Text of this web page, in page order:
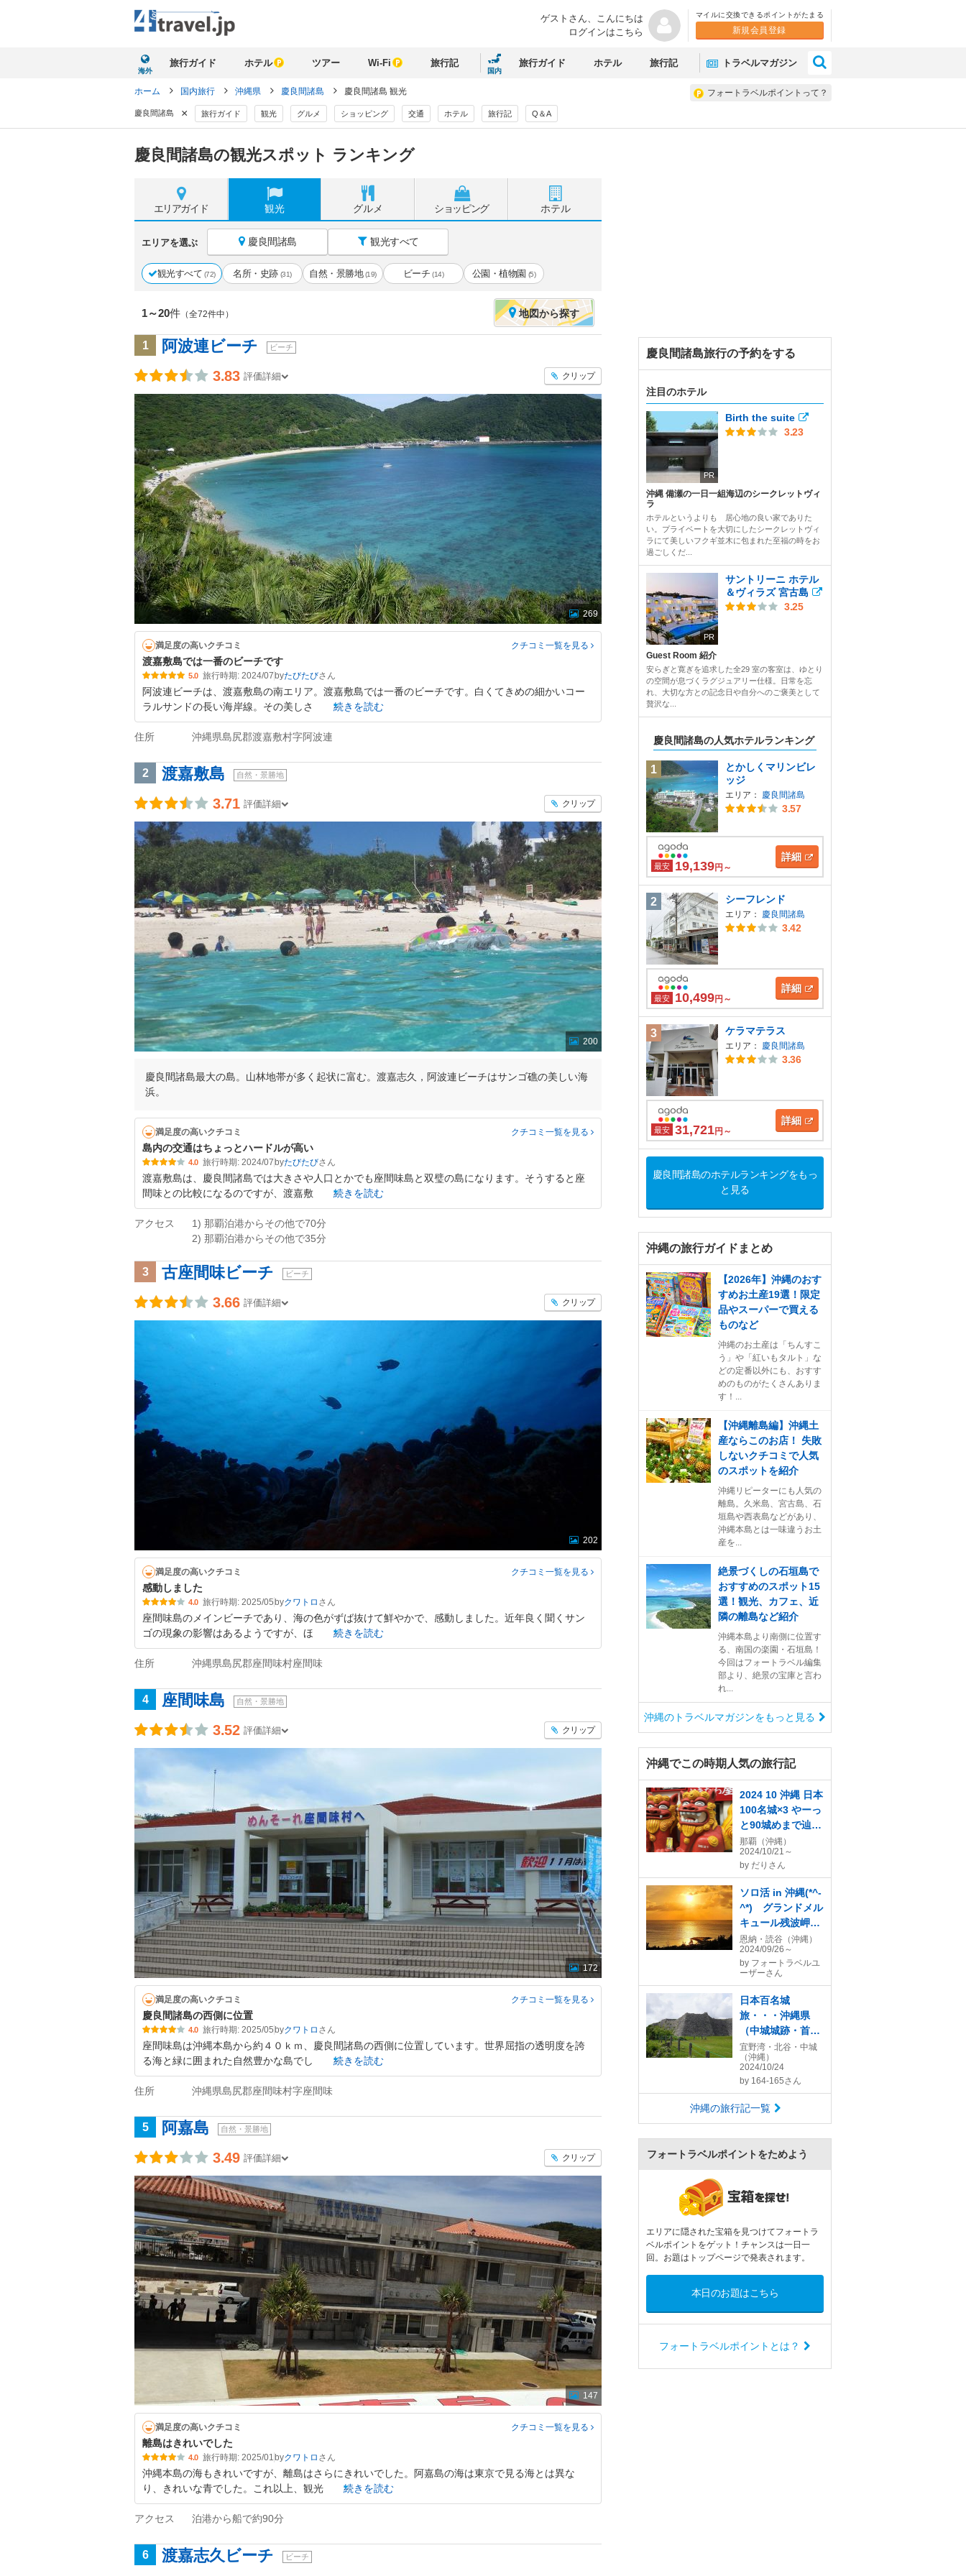
ゲストさん、 こんにちは
ログインはこちら
マイルに交換できるポイントがたまる
新規会員登録
海外
旅行ガイド ホテル ツアー Wi-Fi 旅行記
国内
旅行ガイド ホテル 旅行記 トラベルマガジン
フォートラベルポイントって？
ホーム 国内旅行 沖縄県 慶良間諸島 慶良間諸島 観光
慶良間諸島 × 旅行ガイド 観光 グルメ ショッピング 交通 ホテル 旅行記 Q＆A
慶良間諸島の観光スポット ランキング
エリアガイド 観光 グルメ ショッピング ホテル
エリアを選ぶ 慶良間諸島 観光すべて
観光すべて (72) 名所・史跡 (31) 自然・景勝地 (19) ビーチ (14) 公園・植物園 (5)
1～20件 （全72件中） 地図から探す
1 阿波連ビーチ ビーチ
3.83 評価詳細 クリップ
269
満足度の高いクチコミ クチコミ一覧を見る
渡嘉敷島では一番のビーチです
5.0 旅行時期: 2024/07 byたびたび
阿波連ビーチは、渡嘉敷島の南エリア。渡嘉敷島では一番のビーチです。白くてきめの細かいコー
ラルサンドの長い海岸線。その美しさ
続きを読む
住所 沖縄県島尻郡渡嘉敷村字阿波連
2 渡嘉敷島 自然・景勝地
3.71 評価詳細 クリップ
200
慶良間諸島最大の島。山林地帯が多く起状に富む。渡嘉志久，阿波連ビーチはサンゴ礁の美しい海
浜。
満足度の高いクチコミ クチコミ一覧を見る
島内の交通はちょっとハードルが高い
4.0 旅行時期: 2024/07 byたびたび
渡嘉敷島は、慶良間諸島では大きさや人口とかでも座間味島と双璧の島になります。そうすると座
間味との比較になるのですが、渡嘉敷
続きを読む
アクセス
1) 那覇泊港からその他で70分
2) 那覇泊港からその他で35分
3 古座間味ビーチ ビーチ
3.66 評価詳細 クリップ
202
満足度の高いクチコミ クチコミ一覧を見る
感動しました
4.0 旅行時期: 2025/05 byクワトロ
座間味島のメインビーチであり、海の色がずば抜けて鮮やかで、感動しました。近年良く聞くサン
ゴの現象の影響はあるようですが、ほ
続きを読む
住所 沖縄県島尻郡座間味村座間味
4 座間味島 自然・景勝地
3.52 評価詳細 クリップ
172
満足度の高いクチコミ クチコミ一覧を見る
慶良間諸島の西側に位置
4.0 旅行時期: 2025/05 byクワトロ
座間味島は沖縄本島から約４０ｋｍ、慶良間諸島の西側に位置しています。世界屈指の透明度を誇
る海と緑に囲まれた自然豊かな島でし
続きを読む
住所 沖縄県島尻郡座間味村字座間味
5 阿嘉島 自然・景勝地
3.49 評価詳細 クリップ
147
満足度の高いクチコミ クチコミ一覧を見る
離島はきれいでした
4.0 旅行時期: 2025/01 byクワトロ
沖縄本島の海もきれいですが、離島はさらにきれいでした。阿嘉島の海は東京で見る海とは異な
り、きれいな青でした。これ以上、観光
続きを読む
アクセス 泊港から船で約90分
6 渡嘉志久ビーチ ビーチ
慶良間諸島旅行の予約をする
注目のホテル
PR
Birth the suite
3.23
沖縄 備瀬の一日一組海辺のシークレットヴィ
ラ
ホテルというよりも 居心地の良い家でありた
い。プライベートを大切にしたシークレットヴィ
ラにて美しいフクギ並木に包まれた至福の時をお
過ごしくだ...
PR
サントリーニ ホテル
＆ヴィラズ 宮古島
3.25
Guest Room 紹介
安らぎと寛ぎを追求した全29 室の客室は、ゆとり
の空間が息づくラグジュアリー仕様。日常を忘
れ、大切な方との記念日や自分へのご褒美として
贅沢な...
慶良間諸島の人気ホテルランキング
1
とかしくマリンビレ
ッジ
エリア： 慶良間諸島
3.57
最安 19,139円～
詳細
2 シーフレンド
エリア： 慶良間諸島
3.42
最安 10,499円～
詳細
3 ケラマテラス
エリア： 慶良間諸島
3.36
最安 31,721円～
詳細
慶良間諸島のホテルランキングをもっ
と見る
沖縄の旅行ガイドまとめ
【2026年】沖縄のおす
すめお土産19選！限定
品やスーパーで買える
ものなど
沖縄のお土産は「ちんすこ
う」や「紅いもタルト」な
どの定番以外にも、おすす
めのものがたくさんありま
す！...
【沖縄離島編】沖縄土
産ならこのお店！ 失敗
しないクチコミで人気
のスポットを紹介
沖縄リピーターにも人気の
離島。久米島、宮古島、石
垣島や西表島などがあり、
沖縄本島とは一味違うお土
産を...
絶景づくしの石垣島で
おすすめのスポット15
選！観光、カフェ、近
隣の離島など紹介
沖縄本島より南側に位置す
る、南国の楽園・石垣島！
今回はフォートラベル編集
部より、絶景の宝庫と言わ
れ...
沖縄のトラベルマガジンをもっと見る
沖縄でこの時期人気の旅行記
2024 10 沖縄 日本
100名城×3 やーっ
と90城めまで辿り
着いた！！
那覇（沖縄）
2024/10/21～
by だりさん
ソロ活 in 沖縄(*^-
^*) グランドメル
キュール残波岬
編。
恩納・読谷（沖縄）
2024/09/26～
by フォートラベルユ
ーザーさん
日本百名城
旅・・・沖縄県
（中城城跡・首里
城）
宜野湾・北谷・中城
（沖縄）
2024/10/24
by 164-165さん
沖縄の旅行記一覧
フォートラベルポイントをためよう
エリアに隠された宝箱を見つけてフォートラ
ベルポイントをゲット！チャンスは一日一
回。お題はトップページで発表されます。
本日のお題はこちら
フォートラベルポイントとは？